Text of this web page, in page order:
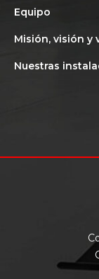
Equipo
Misión, visión y
Nuestras